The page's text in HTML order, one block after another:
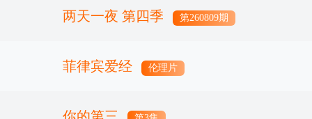
两天一夜 第四季 第260809期
菲律宾爱经 伦理片